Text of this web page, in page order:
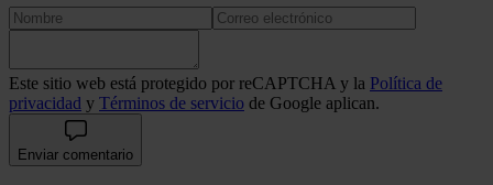
Este sitio web está protegido por reCAPTCHA y la Política de
privacidad y Términos de servicio de Google aplican.
Enviar comentario